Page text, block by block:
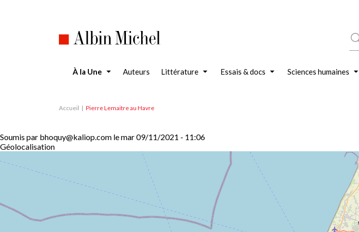
À la Une Auteurs Littérature Essais & docs Sciences humaines
Accueil Pierre Lemaitre au Havre
Soumis par bhoquy@kaliop.com lemar 09/11/2021 - 11:06
Géolocalisation